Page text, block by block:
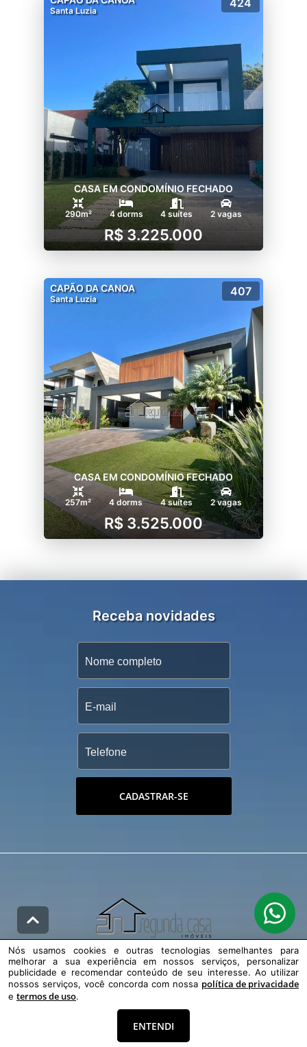
Santa Luzia
424
CASA EM CONDOMÍNIO FECHADO
290m² 4 dorms 4 suítes 2 vagas
R$ 3.225.000
CAPÃO DA CANOA
Santa Luzia
407
CASA EM CONDOMÍNIO FECHADO
257m² 4 dorms 4 suítes 2 vagas
R$ 3.525.000
Receba novidades
CADASTRAR-SE
Redes Sociais
Nós usamos cookies e outras tecnologias semelhantes para
melhorar a sua experiência em nossos serviços, personalizar
publicidade e recomendar conteúdo de seu interesse. Ao utilizar
nossos serviços, você concorda com nossa política de privacidade
e termos de uso.
ENTENDI